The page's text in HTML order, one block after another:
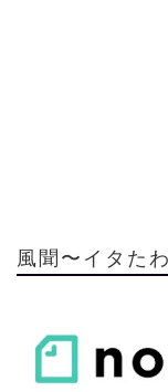
風聞〜イタた